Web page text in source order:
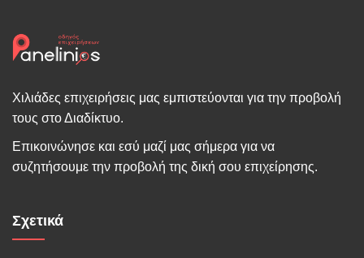
Χιλιάδες επιχειρήσεις μας εμπιστεύονται για την προβολή
τους στο Διαδίκτυο.
Επικοινώνησε και εσύ μαζί μας σήμερα για να
συζητήσουμε την προβολή της δική σου επιχείρησης.
Σχετικά